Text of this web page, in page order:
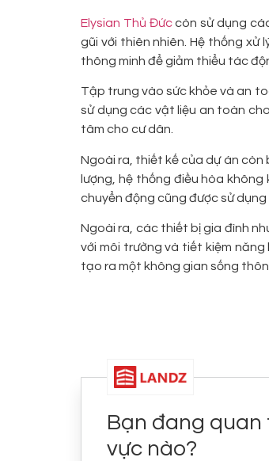
Elysian Thủ Đứccòn sử dụng
gũi với thiên nhiên. Hệ thống xử
thông minh để giảm thiểu tác
Tập trung vào sức khỏe và an
sử dụng các vật liệu an toàn
tâm cho cư dân.
Ngoài ra, thiết kế của dự án còn
lượng, hệ thống điều hòa không
chuyển động cũng được sử
Ngoài ra, các thiết bị gia đình
với môi trường và tiết kiệm
tạo ra một không gian sống
Bạn đang quan
vực nào?